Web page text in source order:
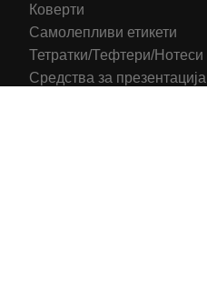
Коверти
Самолепливи етикети
Тетратки/Тефтери/Нотеси
Средства за презентација